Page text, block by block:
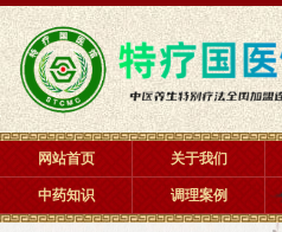
网站首页 关于我们
中药知识 调理案例